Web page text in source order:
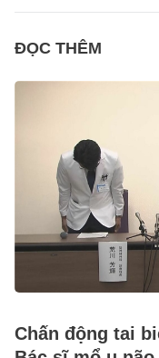
ĐỌC THÊM
Chấn động tai